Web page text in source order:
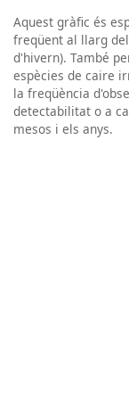
Aquest gràfic és
freqüent al llarg
d'hivern). També
espècies de caire
la freqüència
detectabilitat o a
mesos i els anys.